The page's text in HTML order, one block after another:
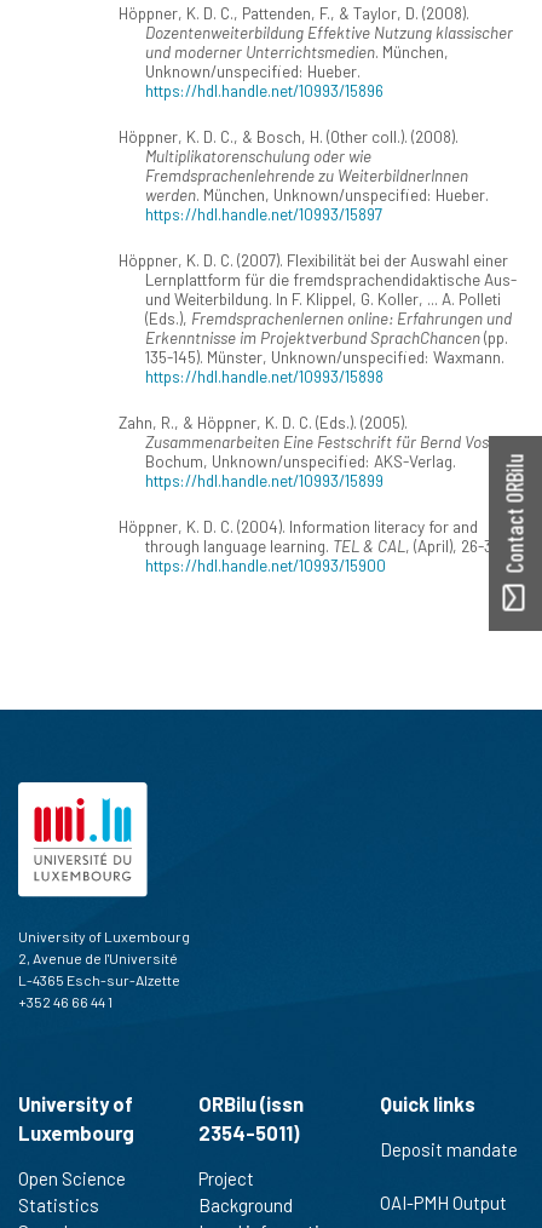
Höppner, K. D. C., Pattenden, F., & Taylor, D. (2008).
Dozentenweiterbildung Effektive Nutzung klassischer
und moderner Unterrichtsmedien. München,
Unknown/unspecified: Hueber.
https://hdl.handle.net/10993/15896
Höppner, K. D. C., & Bosch, H. (Other coll.). (2008).
Multiplikatorenschulung oder wie
Fremdsprachenlehrende zu WeiterbildnerInnen
werden. München, Unknown/unspecified: Hueber.
https://hdl.handle.net/10993/15897
Höppner, K. D. C. (2007). Flexibilität bei der Auswahl einer
Lernplattform für die fremdsprachendidaktische Aus-
und Weiterbildung. In F. Klippel, G. Koller, ... A. Polleti
(Eds.), Fremdsprachenlernen online: Erfahrungen und
Erkenntnisse im Projektverbund SprachChancen(pp.
135-145). Münster, Unknown/unspecified: Waxmann.
https://hdl.handle.net/10993/15898
Zahn, R., & Höppner, K. D. C. (Eds.). (2005).
Zusammenarbeiten Eine Festschrift für Bernd Voss.
Bochum, Unknown/unspecified: AKS-Verlag.
https://hdl.handle.net/10993/15899
Höppner, K. D. C. (2004). Information literacy for and
through language learning. TEL & CAL , (April), 26-31.
https://hdl.handle.net/10993/15900
Contact ORBilu
University of Luxembourg
2, Avenue de l'Université
L-4365 Esch-sur-Alzette
+352 46 66 44 1
University of
Luxembourg
Open Science
Statistics
ORBilu (issn
2354-5011)
Project
Background
Quick links
Deposit mandate
OAI-PMH Output